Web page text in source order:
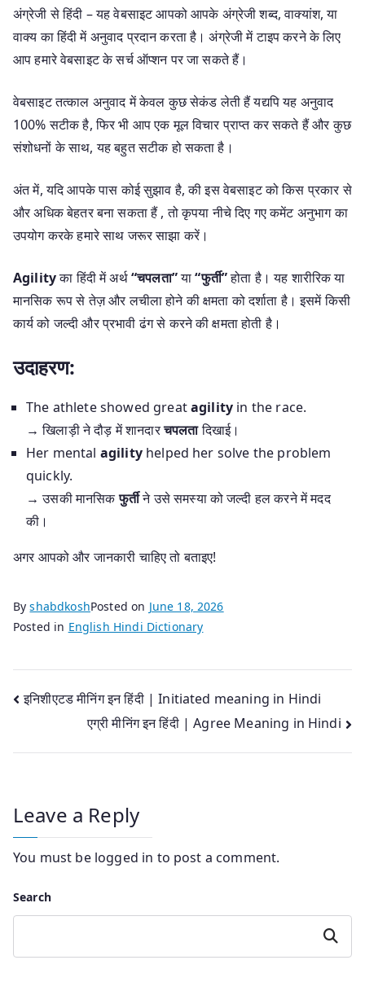
अंग्रेजी से हिंदी – यह वेबसाइट आपको आपके अंग्रेजी शब्द, वाक्यांश, या
वाक्य का हिंदी में अनुवाद प्रदान करता है। अंग्रेजी में टाइप करने के लिए
आप हमारे वेबसाइट के सर्च ऑप्शन पर जा सकते हैं।
वेबसाइट तत्काल अनुवाद में केवल कुछ सेकंड लेती हैं यद्यपि यह अनुवाद
100% सटीक है, फिर भी आप एक मूल विचार प्राप्त कर सकते हैं और कुछ
संशोधनों के साथ, यह बहुत सटीक हो सकता है।
अंत में, यदि आपके पास कोई सुझाव है, की इस वेबसाइट को किस प्रकार से
और अधिक बेहतर बना सकता हैं , तो कृपया नीचे दिए गए कमेंट अनुभाग का
उपयोग करके हमारे साथ जरूर साझा करें।
Agilityका हिंदी में अर्थ“चपलता”या“फुर्ती”होता है। यह शारीरिक या
मानसिक रूप से तेज़ और लचीला होने की क्षमता को दर्शाता है। इसमें किसी
कार्य को जल्दी और प्रभावी ढंग से करने की क्षमता होती है।
उदाहरण:
The athlete showed greatagility in the race.
→ खिलाड़ी ने दौड़ में शानदारचपलतादिखाई।
Her mental agilityhelped her solve the problem
quickly.
→ उसकी मानसिकफुर्तीने उसे समस्या को जल्दी हल करने में मदद
की।
अगर आपको और जानकारी चाहिए तो बताइए!
ByshabdkoshPosted on June 18, 2026
Posted in English Hindi Dictionary
Post
navigation
इनिशीएटड मीनिंग इन हिंदी | Initiated meaning in Hindi
एग्री मीनिंग इन हिंदी | Agree Meaning in Hindi
Leave a Reply
You must be logged in to post a comment.
Search
Search